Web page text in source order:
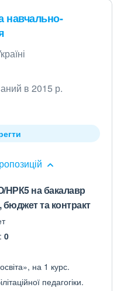
навчально-
в 2015 р.
НРК5 на бакалавр
бюджет та контракт
0
на 1 курс.
педагогіки.